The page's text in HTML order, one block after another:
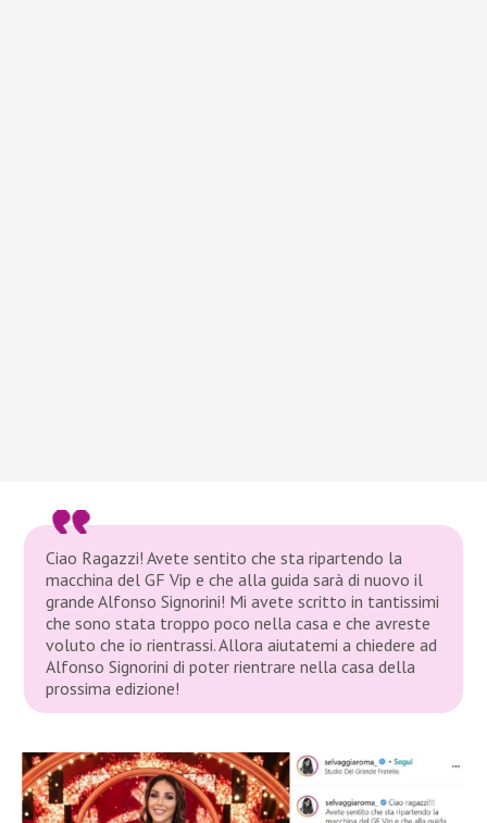
Ciao Ragazzi! Avete sentito che sta ripartendo la
macchina del GF Vip e che alla guida sarà di nuovo il
grande Alfonso Signorini! Mi avete scritto in tantissimi
che sono stata troppo poco nella casa e che avreste
voluto che io rientrassi. Allora aiutatemi a chiedere ad
Alfonso Signorini di poter rientrare nella casa della
prossima edizione!